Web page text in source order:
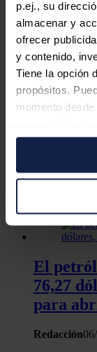
p.ej., su
almacenar y
ofrecer
y contenido,
Tiene la opción
propósitos.
momento
Si lo permite,
puede
Obtenga más
personales y
Puede
la Declaración
Las cookies
tercer
La
respecto al
El
76,27
para
Redacción